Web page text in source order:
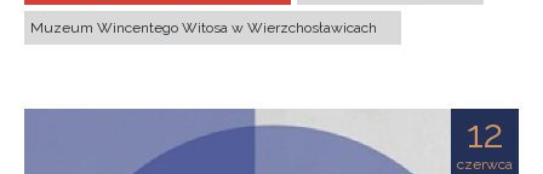
Muzeum Wincentego Witosa w Wierzchosławicach
12
czerwca